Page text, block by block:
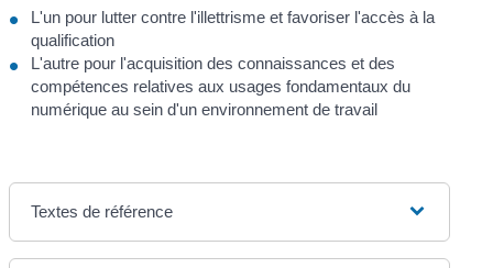
L'un pour lutter contre l'illettrisme et favoriser l'accès à la
qualification
L'autre pour l'acquisition des connaissances et des
compétences relatives aux usages fondamentaux du
numérique au sein d'un environnement de travail
Textes de référence